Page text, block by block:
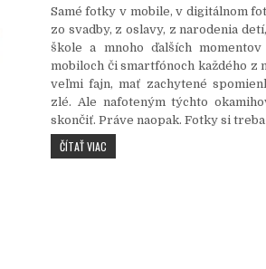
Samé fotky v mobile, v digitálnom
zo svadby, z oslavy, z narodenia
škole a mnoho ďalších
mobiloch či smartfónoch každého z
veľmi fajn, mať zachytené
zlé. Ale nafoteným týchto
skončiť. Práve naopak. Fotky si
ČÍTAŤ VIACDOMÁCI FOTOALBUM Z NAJLEPŠÍCH